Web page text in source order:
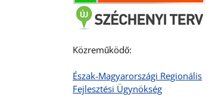
Közreműködő:
Észak-Magyarországi Regionális
Fejlesztési Ügynökség